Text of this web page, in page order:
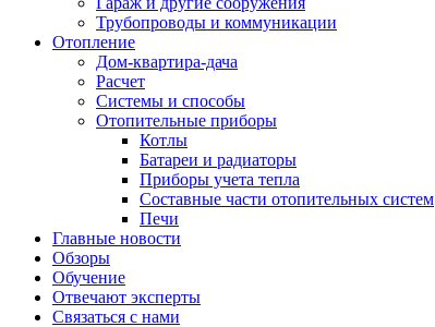
Трубопроводы и коммуникации
Отопление
Дом-квартира-дача
Расчет
Системы и способы
Отопительные приборы
Котлы
Батареи и радиаторы
Приборы учета тепла
Составные части отопительных систем
Печи
Главные новости
Обзоры
Обучение
Отвечают эксперты
Связаться с нами